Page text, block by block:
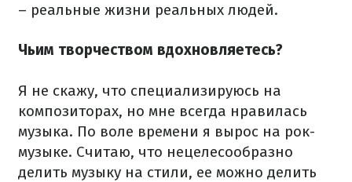
– реальные жизни реальных людей.
Чьим творчеством вдохновляетесь?
Я не скажу, что специализируюсь на
композиторах, но мне всегда нравилась
музыка. По воле времени я вырос на рок-
музыке. Считаю, что нецелесообразно
делить музыку на стили, ее можно делить